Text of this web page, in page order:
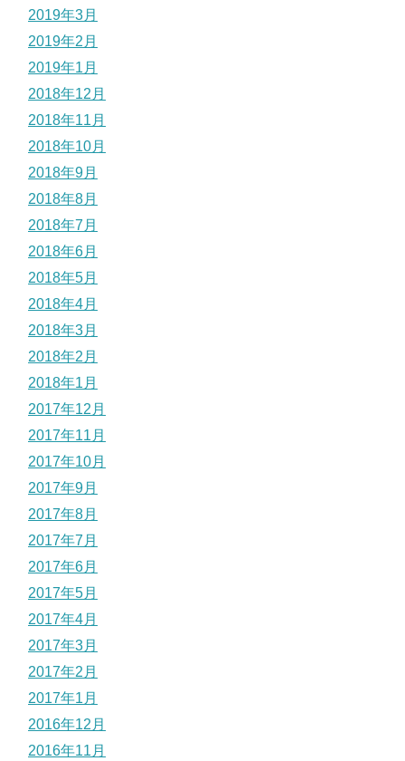
2019年3月
2019年2月
2019年1月
2018年12月
2018年11月
2018年10月
2018年9月
2018年8月
2018年7月
2018年6月
2018年5月
2018年4月
2018年3月
2018年2月
2018年1月
2017年12月
2017年11月
2017年10月
2017年9月
2017年8月
2017年7月
2017年6月
2017年5月
2017年4月
2017年3月
2017年2月
2017年1月
2016年12月
2016年11月